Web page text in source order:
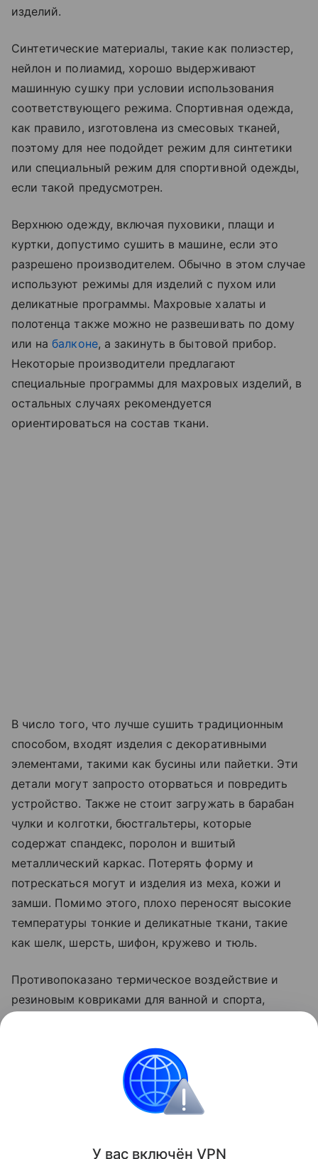
изделий.
Синтетические материалы, такие как полиэстер,
нейлон и полиамид, хорошо выдерживают
машинную сушку при условии использования
соответствующего режима. Спортивная одежда,
как правило, изготовлена из смесовых тканей,
поэтому для нее подойдет режим для синтетики
или специальный режим для спортивной одежды,
если такой предусмотрен.
Верхнюю одежду, включая пуховики, плащи и
куртки, допустимо сушить в машине, если это
разрешено производителем. Обычно в этом случае
используют режимы для изделий с пухом или
деликатные программы. Махровые халаты и
полотенца также можно не развешивать по дому
или набалконе, а закинуть в бытовой прибор.
Некоторые производители предлагают
специальные программы для махровых изделий, в
остальных случаях рекомендуется
ориентироваться на состав ткани.
В число того, что лучше сушить традиционным
способом, входят изделия с декоративными
элементами, такими как бусины или пайетки. Эти
детали могут запросто оторваться и повредить
устройство. Также не стоит загружать в барабан
чулки и колготки, бюстгальтеры, которые
содержат спандекс, поролон и вшитый
металлический каркас. Потерять форму и
потрескаться могут и изделия из меха, кожи и
замши. Помимо этого, плохо переносят высокие
температуры тонкие и деликатные ткани, такие
как шелк, шерсть, шифон, кружево и тюль.
Противопоказано термическое воздействие и
резиновым ковриками для ванной и спорта,
эти вещи могут деформироваться и потерять
У вас включён VPN